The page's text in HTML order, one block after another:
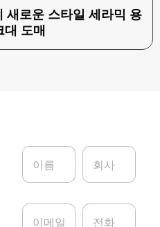
새로운 스타일 세라믹 용
대 도매
이
*
회
이
전